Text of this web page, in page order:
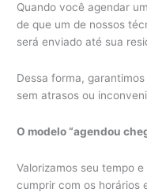
Quando você agendar
de que um de nossos
será enviado até sua
Dessa forma,
sem atrasos ou
O modelo “agendou
Valorizamos seu tempo
cumprir com os horários